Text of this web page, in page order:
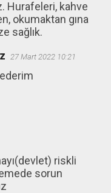
Hurafeleri, kahve
okumaktan gına
sağlık.
27 Mart 2022 10:21
riskli
sorun